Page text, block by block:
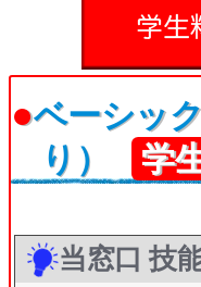
●ベーシッ
り）
学
当窓口 技